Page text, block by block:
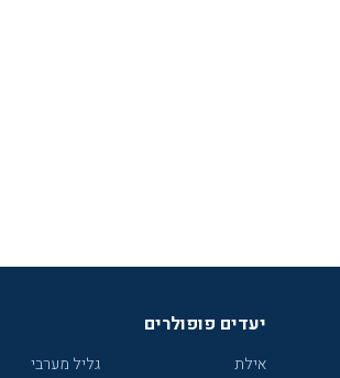
יעדים פופולרים
אילת
גליל מערבי